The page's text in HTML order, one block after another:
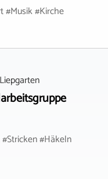
#Musik #Kirche
Liepgarten
#Häkeln